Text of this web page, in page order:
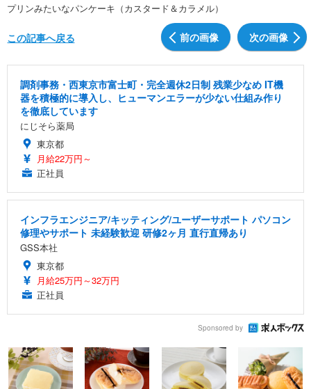
プリンみたいなパンケーキ（カスタード＆カラメル）
前の画像 次の画像
この記事へ戻る
調剤事務・西東京市富士町・完全週休2日制 残業少なめ IT機
器を積極的に導入し、ヒューマンエラーが少ない仕組み作り
を徹底しています
にじそら薬局
東京都
月給22万円～
正社員
インフラエンジニア/キッティング/ユーザーサポート パソコン
修理やサポート 未経験歓迎 研修2ヶ月 直行直帰あり
GSS本社
東京都
月給25万円～32万円
正社員
Sponsored by